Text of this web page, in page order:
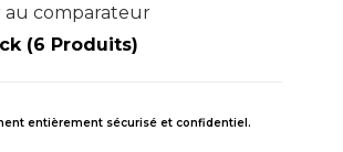
au comparateur
(6 Produits)
entièrement sécurisé et confidentiel.